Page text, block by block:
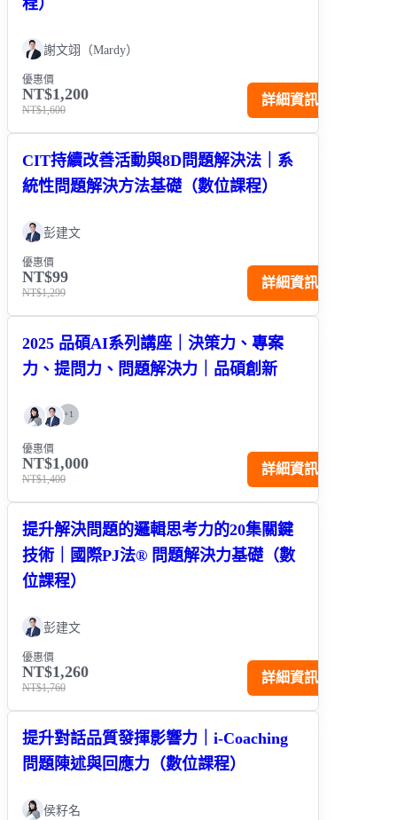
謝文翊（Mardy）
優惠價
NT$1,200
NT$1,600
詳細資訊
CIT持續改善活動與8D問題解決法｜系
統性問題解決方法基礎（數位課程）
彭建文
優惠價
NT$99
NT$1,299
詳細資訊
2025 品碩AI系列講座｜決策力、專案
力、提問力、問題解決力｜品碩創新
+1
優惠價
NT$1,000
NT$1,400
詳細資訊
提升解決問題的邏輯思考力的20集關鍵
技術｜國際PJ法® 問題解決力基礎（數
位課程）
彭建文
優惠價
NT$1,260
NT$1,760
詳細資訊
提升對話品質發揮影響力｜i-Coaching
問題陳述與回應力（數位課程）
侯籽名